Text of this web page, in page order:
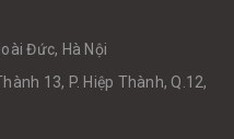
Đức, Hà Nội
13, P. Hiệp Thành, Q.12,